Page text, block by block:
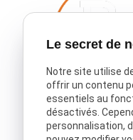
Accueil
Traiteur
Le secret de
Notre site utilise
offrir un contenu
essentiels au
désactivés.
personnalisation,